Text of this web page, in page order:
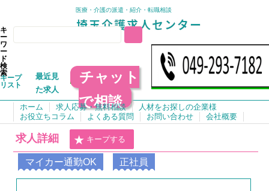
医療・介護の派遣・紹介・転職相談
キ
ー
ワ
ー
ド
検
索
キープ
リスト
最近見
た求人
チャット
で相談
ホーム 求人応募・無料相談
人材をお探しの企業様
お役立ちコラム
よくある質問 お問い合わせ 会社概要
求人詳細 キープする
マイカー通勤OK 正社員